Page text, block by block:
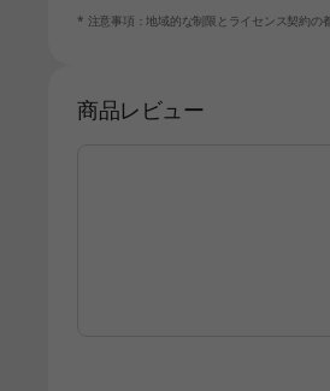
* 注意事項：地域的な制限とライセンス契約の
商品レビュー